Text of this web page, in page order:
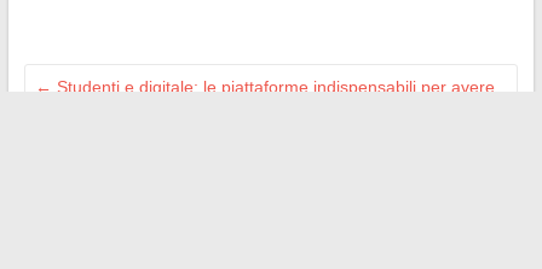
← Studenti e digitale: le piattaforme indispensabili per avere